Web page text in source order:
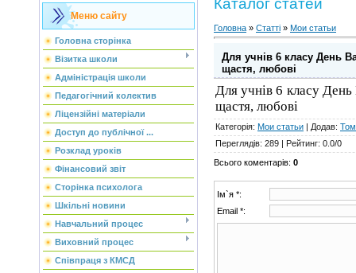
Меню сайту
Головна сторінка
Візитка школи
Адміністрація школи
Педагогічний колектив
Ліцензійні матеріали
Доступ до публічної ...
Розклад уроків
Фінансовий звіт
Сторінка психолога
Шкільні новини
Навчальний процес
Виховний процес
Співпраця з КМСД
Каталог статей
Головна » Статті » Мои статьи
Для учнів 6 класу День
щастя, любові
Для учнів 6 класу День
щастя, любові
Категорія: Мои статьи | Додав:
Переглядів: 289 | Рейтинг: 0.0/0
Всього коментарів: 0
Ім`я *:
Email *: